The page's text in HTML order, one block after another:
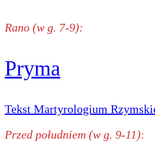
Rano (w g. 7-9):
Pryma
Tekst Martyrologium
Przed południem (w g. 9-11):